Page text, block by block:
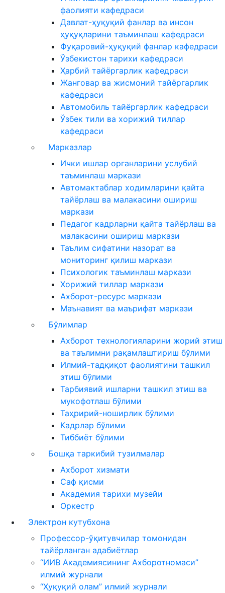
фаолияти кафедраси
Давлат-ҳуқуқий фанлар ва инсон
ҳуқуқларини таъминлаш кафедраси
Фуқаровий-ҳуқуқий фанлар кафедраси
Ўзбекистон тарихи кафедраси
Ҳарбий тайёргарлик кафедраси
Жанговар ва жисмоний тайёргарлик
кафедраси
Автомобиль тайёргарлик кафедраси
Ўзбек тили ва хорижий тиллар
кафедраси
Марказлар
Ички ишлар органларини услубий
таъминлаш маркази
Автомактаблар ходимларини қайта
тайёрлаш ва малакасини ошириш
маркази
Педагог кадрларни қайта тайёрлаш ва
малакасини ошириш маркази
Таълим сифатини назорат ва
мониторинг қилиш маркази
Психологик таъминлаш маркази
Хорижий тиллар маркази
Ахборот-ресурс маркази
Маънавият ва маърифат маркази
Бўлимлар
Ахборот технологияларини жорий этиш
ва таълимни рақамлаштириш бўлими
Илмий-тадқиқот фаолиятини ташкил
этиш бўлими
Тарбиявий ишларни ташкил этиш ва
мукофотлаш бўлими
Таҳририй-ноширлик бўлими
Кадрлар бўлими
Тиббиёт бўлими
Бошқа таркибий тузилмалар
Ахборот хизмати
Саф қисми
Академия тарихи музейи
Оркестр
Электрон кутубхона
Профессор-ўқитувчилар томонидан
тайёрланган адабиётлар
“ИИВ Академиясининг Ахборотномаси”
илмий журнали
“Ҳуқуқий олам” илмий журнали